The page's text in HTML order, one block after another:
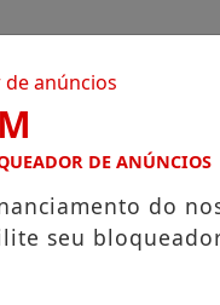
DE ANÚNCIOS
do
seu